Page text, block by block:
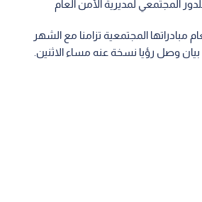
للدور المجتمعي لمديرية الأمن العام
مبادراتها المجتمعية تزامنا مع الشهر
وصل رؤيا نسخة عنه مساء الاثنين.